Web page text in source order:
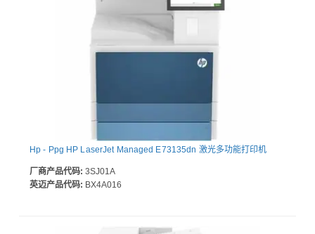
Hp - Ppg HP LaserJet Managed E73135dn 激光多功能打印机
厂商产品代码: 3SJ01A
英迈产品代码: BX4A016